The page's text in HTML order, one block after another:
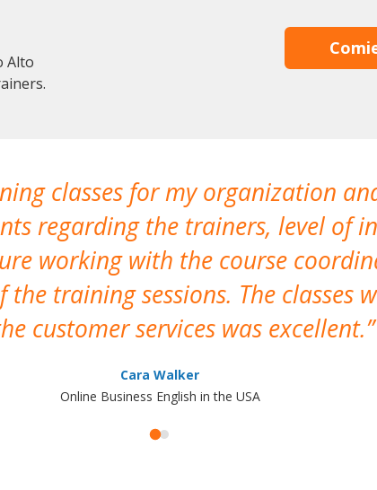
Alto
classes for my organization
regarding the trainers, level of
working with the course
training sessions. The classes
customer services was excellent.
Cara Walker
Online Business English in the USA